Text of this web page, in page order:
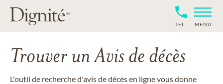
TÉL MENU
Trouver un Avis de décès
L'outil de recherche d'avis de décès en ligne vous donne